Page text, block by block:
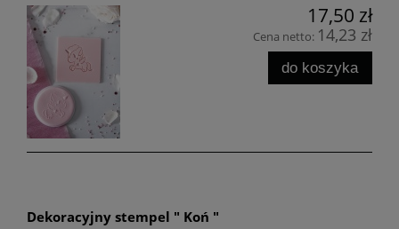
17,50 zł
Cena netto: 14,23 zł
do koszyka
Dekoracyjny stempel " Koń "